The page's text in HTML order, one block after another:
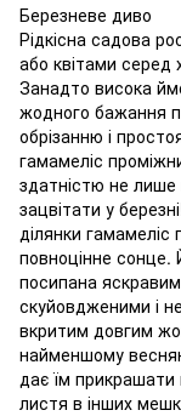
Березневе диво
Рідкісна садова
або квітами серед
Занадто висока
жодного бажання
обрізанню і
гамамеліс
здатністю не
зацвітати у
ділянки
повноцінне сонце.
посипана
скуйовдженими і
вкритим довгим
найменшому
дає їм
листя в інших